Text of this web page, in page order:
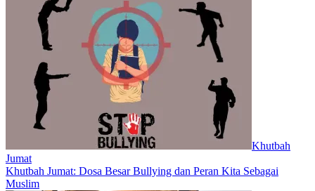
Khutbah
Jumat
Khutbah Jumat: Dosa Besar Bullying dan Peran Kita Sebagai
Muslim